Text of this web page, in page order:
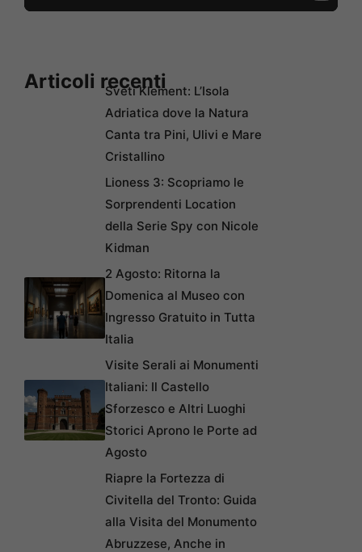
Articoli recentiSveti Klement: L’Isola
Adriatica dove la Natura
Canta tra Pini, Ulivi e Mare
Cristallino
Lioness 3: Scopriamo le
Sorprendenti Location
della Serie Spy con Nicole
Kidman
2 Agosto: Ritorna la
Domenica al Museo con
Ingresso Gratuito in Tutta
Italia
Visite Serali ai Monumenti
Italiani: Il Castello
Sforzesco e Altri Luoghi
Storici Aprono le Porte ad
Agosto
Riapre la Fortezza di
Civitella del Tronto: Guida
alla Visita del Monumento
Abruzzese, Anche in